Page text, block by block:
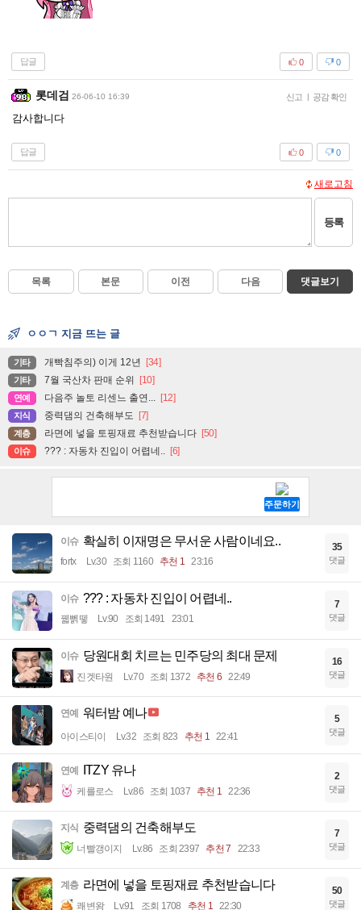
답글 0
0
롯데검 26-06-10 16:39 신고 | 공감 확인
감사합니다
답글 0
0
새로고침
등록
목록 본문 이전 다음 댓글보기
ㅇㅇㄱ 지금 뜨는 글
기타 개빡침주의) 이게 12년 [34]
기타 7월 국산차 판매 순위 [10]
연예 다음주 놀토 리센느 출연... [12]
지식 중력댐의 건축해부도 [7]
계층 라면에 넣을 토핑재료 추천받습니다 [50]
이슈 ??? : 자동차 진입이 어렵네.. [6]
이슈 확실히 이재명은 무서운 사람이네요..
fortx Lv.30 조회 1160 추천 1 23:16
35
댓글
이슈 ??? : 자동차 진입이 어렵네..
꿻뻵뗗 Lv.90 조회 1491 23:01
7
댓글
이슈 당원대회 치르는 민주당의 최대 문제
진겟타원 Lv.70 조회 1372 추천 6 22:49
16
댓글
연예 워터밤 예나
아이스티이 Lv.32 조회 823 추천 1 22:41
5
댓글
연예 ITZY 유나
케를로스 Lv.86 조회 1037 추천 1 22:36
2
댓글
지식 중력댐의 건축해부도
너빨갱이지 Lv.86 조회 2397 추천 7 22:33
7
댓글
계층 라면에 넣을 토핑재료 추천받습니다
쾌변왕 Lv.91 조회 1708 추천 1 22:30
50
댓글